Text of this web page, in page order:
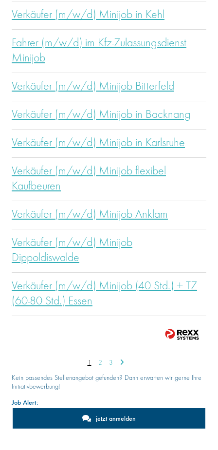
Verkäufer (m/w/d) Minijob in Kehl
Fahrer (m/w/d) im Kfz-Zulassungsdienst
Minijob
Verkäufer (m/w/d) Minijob Bitterfeld
Verkäufer (m/w/d) Minijob in Backnang
Verkäufer (m/w/d) Minijob in Karlsruhe
Verkäufer (m/w/d) Minijob flexibel
Kaufbeuren
Verkäufer (m/w/d) Minijob Anklam
Verkäufer (m/w/d) Minijob
Dippoldiswalde
Verkäufer (m/w/d) Minijob (40 Std.) + TZ
(60-80 Std.) Essen
1 2 3
Kein passendes Stellenangebot gefunden? Dann erwarten wir gerne Ihre
Initiativbewerbung!
Job Alert:
jetzt anmelden